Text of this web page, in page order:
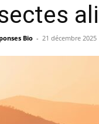
Bio - 21 décembre 2025